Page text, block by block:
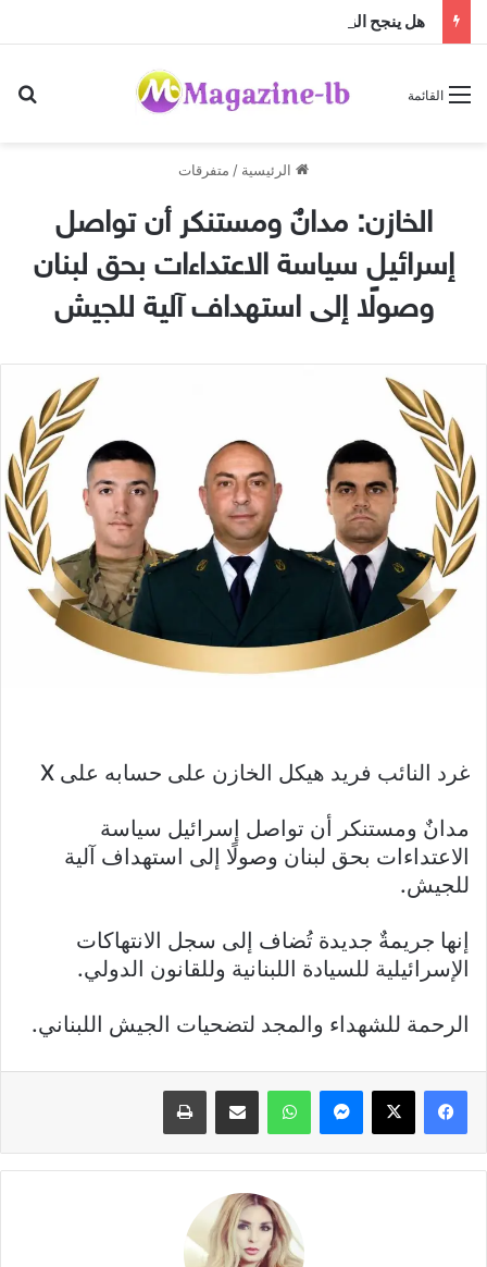
القائمة
الرئيسية / متفرقات
الخازن: ‏مدانٌ ومستنكر أن تواصل
إسرائيل سياسة الاعتداءات بحق لبنان
وصولًا إلى استهداف آلية للجيش
غرد النائب فريد هيكل الخازن على حسابه على X
‏مدانٌ ومستنكر أن تواصل إسرائيل سياسة
الاعتداءات بحق لبنان وصولًا إلى استهداف آلية
للجيش.
إنها جريمةٌ جديدة تُضاف إلى سجل الانتهاكات
الإسرائيلية للسيادة اللبنانية وللقانون الدولي.
الرحمة للشهداء والمجد لتضحيات الجيش اللبناني.
فيسبوك X ماسنجر واتساب مشاركة عبر البريد طباعة